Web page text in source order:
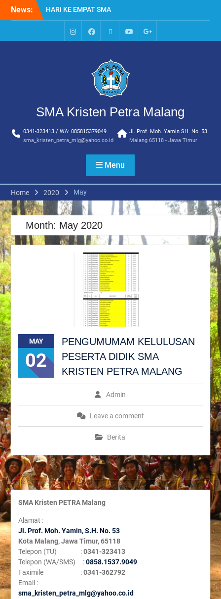
News:
HARI KE EMPAT SMA
KRISTEN PETRA MALANG
MPLS HARI KE TIGA SMA
KRISTEN PETRA MALANG
LINGKUNGAN SEKOLAH DI
SMA KRISTEN PETRA
AJARAN BARU YBPK
MPLS HARI KE 5 SMA
KRISTEN PETRA MALANG
IG
FacebookWhatsappYoutubeGoogle+
SMA Kristen Petra Malang
0341-323413 / WA: 085815379049
sma_kristen_petra_mlg@yahoo.co.id
Jl. Prof. Moh. Yamin SH. No. 53
Malang 65118 - Jawa Timur
Menu
Home 2020 May
Month: May 2020
MAY
02
PENGUMUMAM KELULUSAN
PESERTA DIDIK SMA
KRISTEN PETRA MALANG
Admin
Leave a comment
Berita
SMA Kristen PETRA Malang
Alamat :
Jl. Prof. Moh. Yamin, S.H. No. 53
Kota Malang, Jawa Timur, 65118
Telepon (TU) :0341-323413
Telepon (WA/SMS) :0858.1537.9049
Faximile :0341-362792
Email :
sma_kristen_petra_mlg@yahoo.co.id